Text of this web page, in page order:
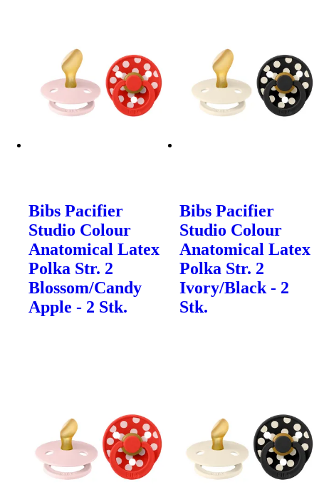
Bibs Pacifier
Studio Colour
Anatomical Latex
Polka Str. 2
Blossom/Candy
Apple - 2 Stk.
Bibs Pacifier
Studio Colour
Anatomical Latex
Polka Str. 2
Ivory/Black - 2
Stk.